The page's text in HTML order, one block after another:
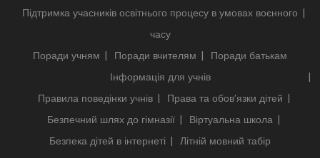
Підтримка учасників освітнього процесу в умовах воєнного
часу
Поради учням
Поради вчителям
Поради батькам
Інформація для учнів
Правила поведінки учнів
Права та обов’язки дітей
Безпечний шлях до гімназії
Віртуальна школа
Безпека дітей в інтернеті
Літній мовний табір